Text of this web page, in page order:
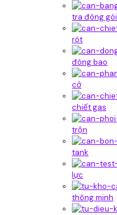
tra đóng gói
rót
đóng bao
cở
chiết gas
trộn
tank
lực
thông minh